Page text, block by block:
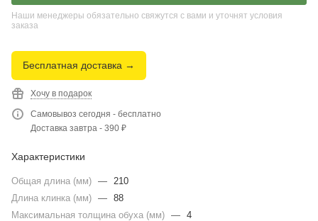
Наши менеджеры обязательно свяжутся с вами и уточнят условия
заказа
Бесплатная доставка →
Хочу в подарок
Самовывоз сегодня - бесплатно
Доставка завтра - 390 ₽
Характеристики
Общая длина (мм) — 210
Длина клинка (мм) — 88
Максимальная толщина обуха (мм) — 4